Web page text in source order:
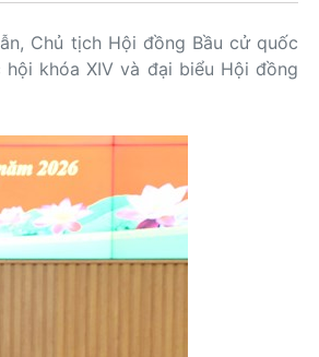
Chủ tịch Hội đồng Bầu cử quốc
khóa XIV và đại biểu Hội đồng